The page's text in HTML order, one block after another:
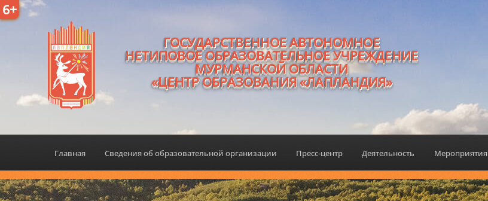
6+
ГОСУДАРСТВЕННОЕ АВТОНОМНОЕ
НЕТИПОВОЕ ОБРАЗОВАТЕЛЬНОЕ УЧРЕЖДЕНИЕ
МУРМАНСКОЙ ОБЛАСТИ
«ЦЕНТР ОБРАЗОВАНИЯ «ЛАПЛАНДИЯ»
Главная Сведения об образовательной организации Пресс-центр Деятельность Мероприятия